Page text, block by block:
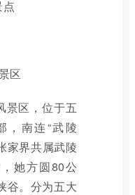
区
景区，位于五
，南连“武陵
家界共属武陵
她方圆80公
谷。分为五大